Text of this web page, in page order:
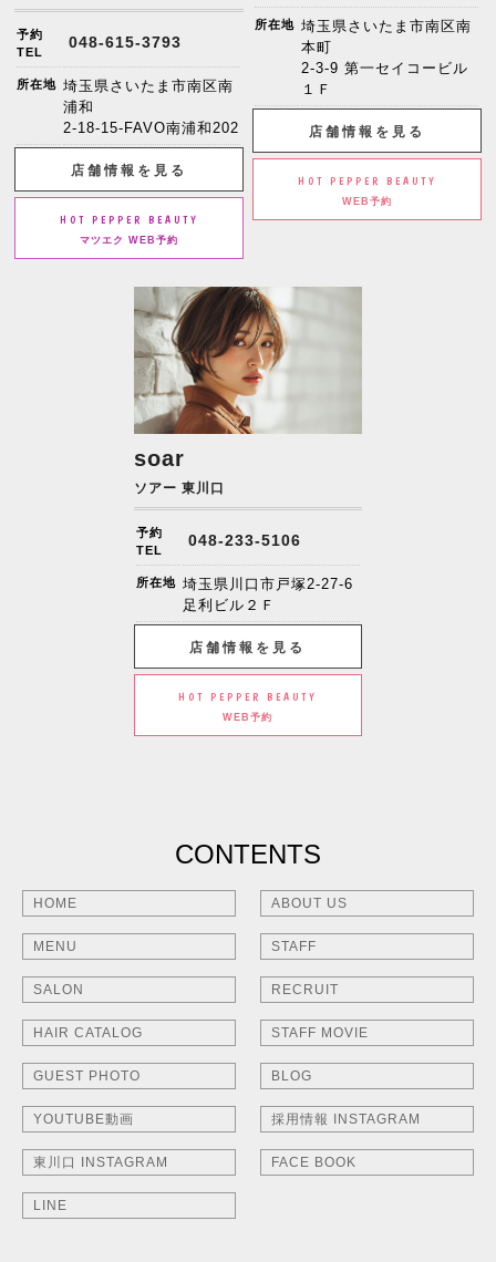
予約
TEL
048-615-3793
所在地 埼玉県さいたま市南区南
浦和
2-18-15-FAVO南浦和202
店舗情報を見る
HOT PEPPER BEAUTY
マツエク WEB予約
所在地 埼玉県さいたま市南区南
本町
2-3-9 第一セイコービル
１Ｆ
店舗情報を見る
HOT PEPPER BEAUTY
WEB予約
soar
ソアー 東川口
予約
TEL
048-233-5106
所在地 埼玉県川口市戸塚2-27-6
足利ビル２Ｆ
店舗情報を見る
HOT PEPPER BEAUTY
WEB予約
CONTENTS
HOME ABOUT US
MENU STAFF
SALON RECRUIT
HAIR CATALOG STAFF MOVIE
GUEST PHOTO BLOG
YOUTUBE動画 採用情報 INSTAGRAM
東川口 INSTAGRAM FACE BOOK
LINE